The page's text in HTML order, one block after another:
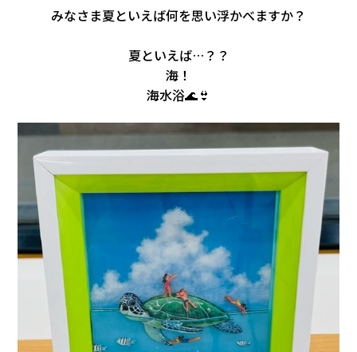
みなさま夏といえば何を思い浮かべますか？
夏といえば…？？
海！
海水浴🌊👙